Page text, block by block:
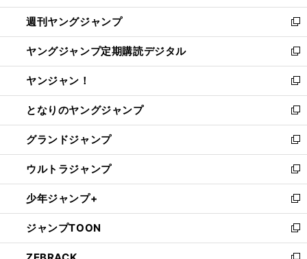
開
く
ウ
で
開
く
ン
ド
ウ
で
開
く
ウ
ィ
ン
ド
ウ
で
開
く
週刊ヤングジャンプ
新
し
い
ウ
ィ
ン
ド
ウ
で
開
く
ヤングジャンプ定期購読デジタル
新
し
い
ウ
ィ
ン
ド
ウ
で
開
く
ヤンジャン！
新
し
い
ウ
ィ
ン
ド
ウ
で
開
く
となりのヤングジャンプ
新
し
い
ウ
ィ
ン
ド
ウ
で
開
グランドジャンプ
新
し
い
ウ
ィ
ン
ド
ウ
ウルトラジャンプ
新
し
い
ウ
ィ
ン
少年ジャンプ+
新
し
い
ウ
ジャンプTOON
新
し